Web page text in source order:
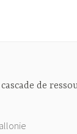
cascade de